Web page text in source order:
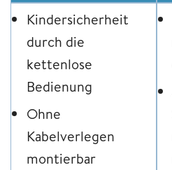
Kindersicherheit
durch die
kettenlose
Bedienung
Ohne
Kabelverlegen
montierbar